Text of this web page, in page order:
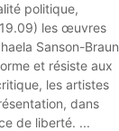
politique,
les œuvres
Sanson-Braun
et résiste aux
les artistes
dans
de liberté. ...